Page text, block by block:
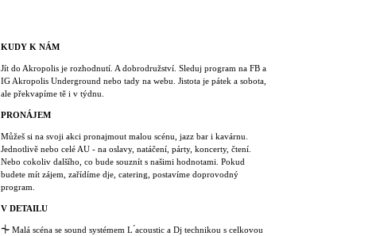
KUDY K NÁM
Jít do Akropolis je rozhodnutí. A dobrodružství. Sleduj program na FB a
IG Akropolis Underground nebo tady na webu. Jistota je pátek a sobota,
ale překvapíme tě i v týdnu.
PRONÁJEM
Můžeš si na svoji akci pronajmout malou scénu, jazz bar i kavárnu.
Jednotlivě nebo celé AU - na oslavy, natáčení, párty, koncerty, čtení.
Nebo cokoliv dalšího, co bude souznít s našimi hodnotami. Pokud
budete mít zájem, zařídíme dje, catering, postavíme doprovodný
program.
V DETAILU
⏆ Malá scéna se sound systémem L ́acoustic a Dj technikou s celkovou